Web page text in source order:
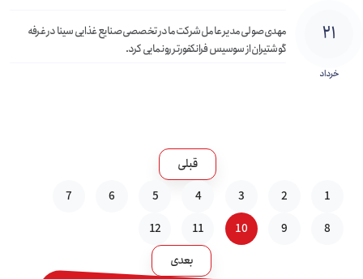
۲۱
خرداد
مهدی صولی مدیر عامل شرکت مادر تخصصی صنایع غذایی سینا در غرفه
گوشتیران از سوسیس فرانکفورتر رونمایی کرد.
قبلی
1
2
3
4
5
6
7
8
9
10
11
12
بعدی